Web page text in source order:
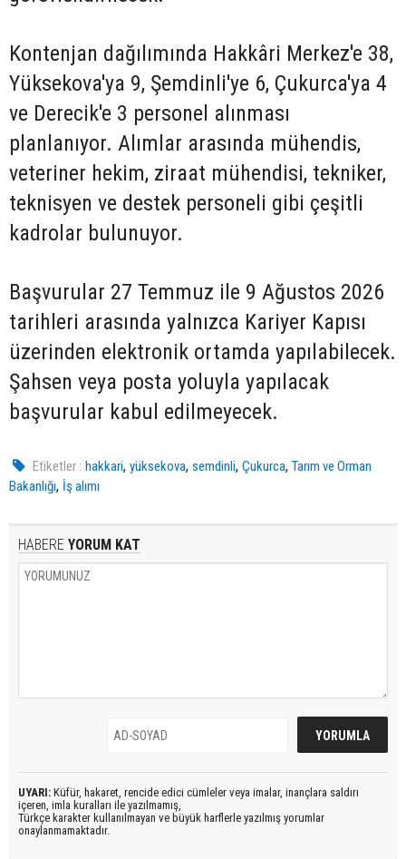
Kontenjan dağılımında Hakkâri Merkez'e 38,
Yüksekova'ya 9, Şemdinli'ye 6, Çukurca'ya 4
ve Derecik'e 3 personel alınması
planlanıyor. Alımlar arasında mühendis,
veteriner hekim, ziraat mühendisi, tekniker,
teknisyen ve destek personeli gibi çeşitli
kadrolar bulunuyor.
Başvurular 27 Temmuz ile 9 Ağustos 2026
tarihleri arasında yalnızca Kariyer Kapısı
üzerinden elektronik ortamda yapılabilecek.
Şahsen veya posta yoluyla yapılacak
başvurular kabul edilmeyecek.
Etiketler : hakkari,yüksekova,semdinli,Çukurca,Tarım ve Orman
Bakanlığı, İş alımı
HABERE YORUM KAT
UYARI: Küfür, hakaret, rencide edici cümleler veya imalar, inançlara saldırı
içeren, imla kuralları ile yazılmamış,
Türkçe karakter kullanılmayan ve büyük harflerle yazılmış yorumlar
onaylanmamaktadır.